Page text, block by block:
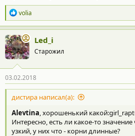
Р
е
а
к
ц
и
и
:
volia
Led_i
Старожил
03.02.2018
дистира написал(а):
Alevtina , хорошенький
Интересно, есть ли какое-то
узкий, у них что - корни длинные?